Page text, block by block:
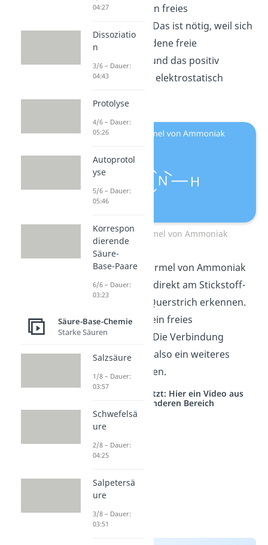
Brönsted-Base ein freies
Elektronenpaar. Das ist nötig, weil sich
das negativ geladene freie
Elektronenpaar und das positiv
geladene Proton elektrostatisch
Strukturformel von Ammoniak
In der Strukturformel von Ammoniak
(NH3) kannst du direkt am Stickstoff-
Atom (N) einen Querstrich erkennen.
Dieser steht für ein freies
Elektronenpaar. Die Verbindung
Ammoniak kann also ein weiteres
Proton aufnehmen.
Studyflix vernetzt: Hier ein Video aus
einem anderen Bereich
04:27
Dissoziatio
n
3/6 – Dauer:
04:43
Protolyse
4/6 – Dauer:
05:26
Autoprotol
yse
5/6 – Dauer:
05:46
Korrespon
dierende
Säure-
Base-Paare
6/6 – Dauer:
03:23
Säure-Base-Chemie
Starke Säuren
Salzsäure
1/8 – Dauer:
03:57
Schwefelsä
ure
2/8 – Dauer:
04:25
Salpetersä
ure
3/8 – Dauer:
03:51